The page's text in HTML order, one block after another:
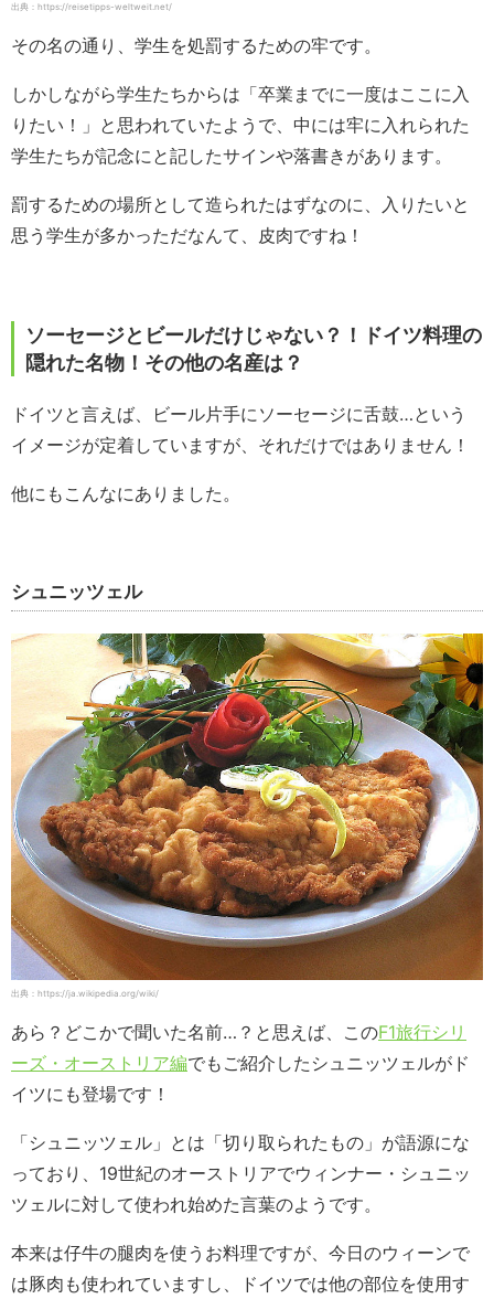
出典：https://reisetipps-weltweit.net/
その名の通り、学生を処罰するための牢です。
しかしながら学生たちからは「卒業までに一度はここに入
りたい！」と思われていたようで、中には牢に入れられた
学生たちが記念にと記したサインや落書きがあります。
罰するための場所として造られたはずなのに、入りたいと
思う学生が多かっただなんて、皮肉ですね！
ソーセージとビールだけじゃない？！ドイツ料理の
隠れた名物！その他の名産は？
ドイツと言えば、ビール片手にソーセージに舌鼓…という
イメージが定着していますが、それだけではありません！
他にもこんなにありました。
シュニッツェル
出典：https://ja.wikipedia.org/wiki/
あら？どこかで聞いた名前…？と思えば、このF1旅行シリ
ーズ・オーストリア編でもご紹介したシュニッツェルがド
イツにも登場です！
「シュニッツェル」とは「切り取られたもの」が語源にな
っており、19世紀のオーストリアでウィンナー・シュニッ
ツェルに対して使われ始めた言葉のようです。
本来は仔牛の腿肉を使うお料理ですが、今日のウィーンで
は豚肉も使われていますし、ドイツでは他の部位を使用す